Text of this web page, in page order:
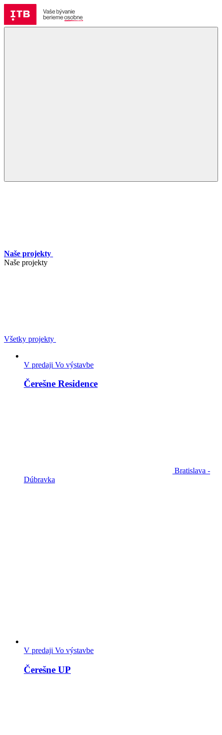
Naše projekty
Naše projekty
Všetky projekty
V predaji Vo výstavbe
Čerešne Residence
Bratislava -
Dúbravka
V predaji Vo výstavbe
Čerešne UP